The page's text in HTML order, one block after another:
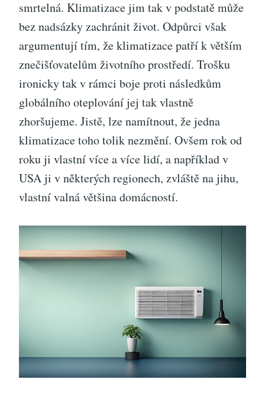
smrtelná. Klimatizace jim tak v podstatě může
bez nadsázky zachránit život. Odpůrci však
argumentují tím, že klimatizace patří k větším
znečišťovatelům životního prostředí. Trošku
ironicky tak v rámci boje proti následkům
globálního oteplování jej tak vlastně
zhoršujeme. Jistě, lze namítnout, že jedna
klimatizace toho tolik nezmění. Ovšem rok od
roku ji vlastní více a více lidí, a například v
USA ji v některých regionech, zvláště na jihu,
vlastní valná většina domácností.